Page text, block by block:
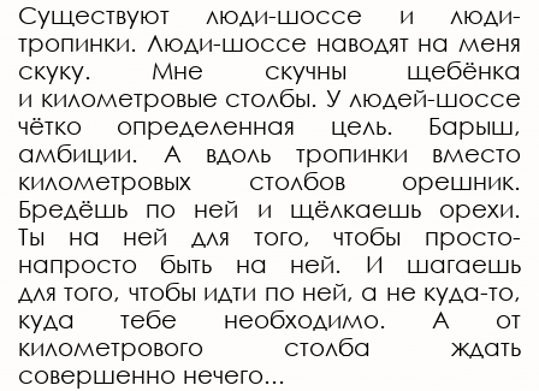
Существуют люди-шоссе и люди-
тропинки. Люди-шоссе наводят на меня
скуку. Мне скучны щебёнка
и километровые столбы. У людей-шоссе
чётко определенная цель. Барыш,
амбиции. А вдоль тропинки вместо
километровых столбов орешник.
Бредёшь по ней и щёлкаешь орехи.
Ты на ней для того, чтобы просто-
напросто быть на ней. И шагаешь
для того, чтобы идти по ней, а не куда-то,
куда тебе необходимо. А от
километрового столба ждать
совершенно нечего...